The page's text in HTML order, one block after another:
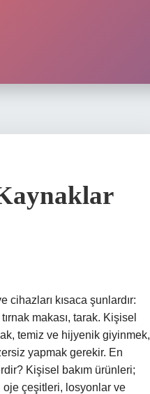
cihazları kısaca şunlardır:
makası, tarak. Kişisel
temiz ve hijyenik giyinmek,
yapmak gerekir. En
Kişisel bakım ürünleri;
oje çeşitleri, losyonlar ve